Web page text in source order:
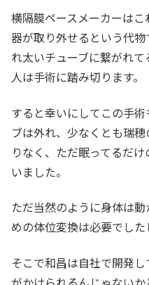
横隔膜ペースメーカーは
器が取り外せるという代
れ太いチューブに繋がれ
人は手術に踏み切ります。
すると幸いにしてこの手
ブは外れ、少なくとも瑞
りなく、ただ眠ってるだ
いました。
ただ当然のように身体は
めの体位変換は必要でした
そこで和昌は自社で開発